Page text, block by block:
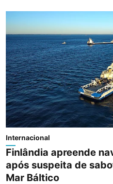
Internacional
Finlândia apreende
após suspeita de
Mar Báltico